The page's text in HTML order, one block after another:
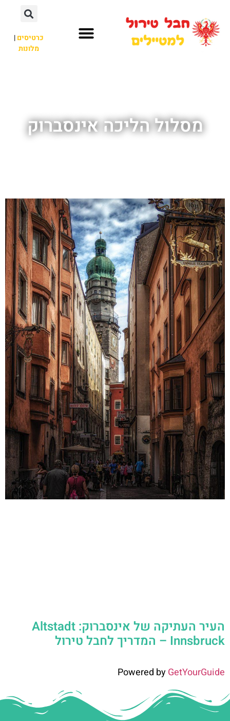
כרטיסים|
מלונות
מסלול הליכה אינסברוק
העיר העתיקה של אינסברוק: Altstadt
Innsbruck – המדריך לחבל טירול
Powered byGetYourGuide